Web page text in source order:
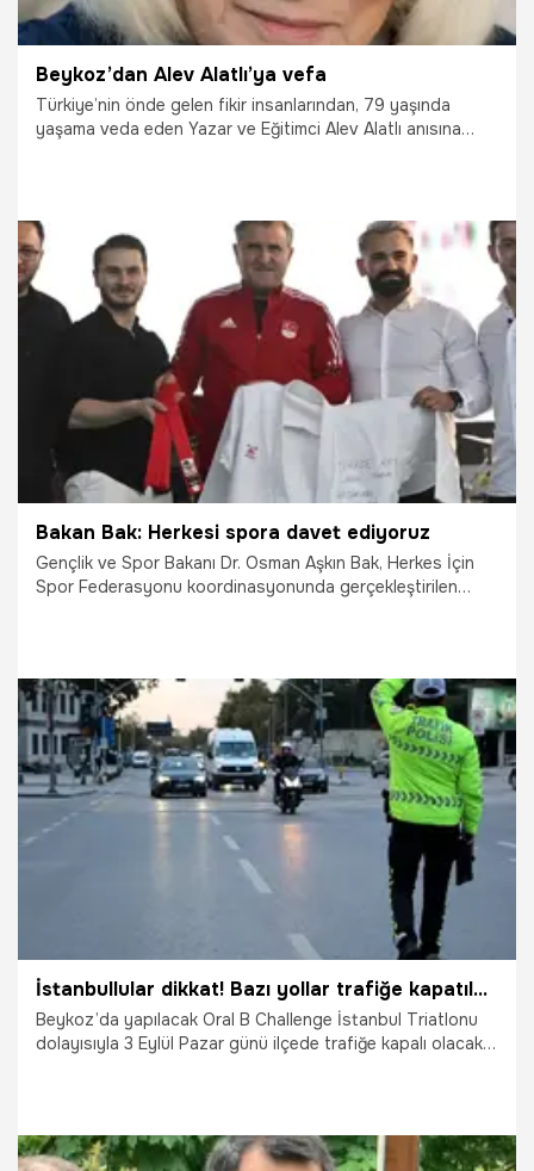
Beykoz’dan Alev Alatlı’ya vefa
Türkiye’nin önde gelen fikir insanlarından, 79 yaşında
yaşama veda eden Yazar ve Eğitimci Alev Alatlı anısına
6.02.2024 Gündem
Bakan Bak: Herkesi spora davet ediyoruz
Gençlik ve Spor Bakanı Dr. Osman Aşkın Bak, Herkes İçin
Spor Federasyonu koordinasyonunda gerçekleştirilen
Biz 3'den 93'e herkesi spora davet ediyoruz, herkesin
hareket etmesini istiyoruz. Sporu yaşam tarzı olarak
sürdürmemiz lazım.” dedi.
24.09.2023 Gündem
İstanbullular dikkat! Bazı yollar trafiğe kapatılacak
Beykoz’da yapılacak Oral B Challenge İstanbul Triatlonu
dolayısıyla 3 Eylül Pazar günü ilçede trafiğe kapalı olacak